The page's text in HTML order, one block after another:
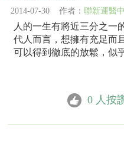
2014-07-30 作者： 聯新運醫
人的一生有將近三分之一
代人而言，想擁有充足而
可以得到徹底的放鬆，似
0 人按